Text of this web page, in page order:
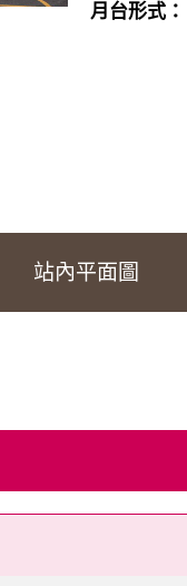
月台形式：
站內平面圖